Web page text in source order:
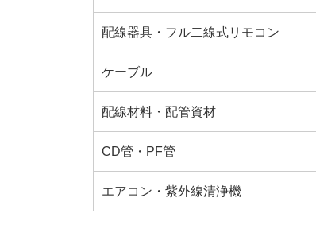
配線器具・フル二線式リモコン
ケーブル
配線材料・配管資材
CD管・PF管
エアコン・紫外線清浄機